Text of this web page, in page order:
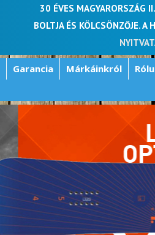
30 ÉVES MAGYARORSZÁG
BOLTJA ÉS KÖLCSÖNZŐJE. A
Garancia Márkáinkról